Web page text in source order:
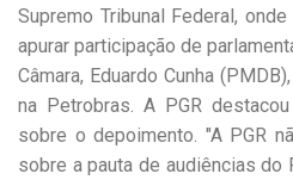
Supremo Tribunal Federal,
apurar participação de
Câmara, Eduardo Cunha
na Petrobras. A PGR
sobre o depoimento. "A PGR
sobre a pauta de audiências do